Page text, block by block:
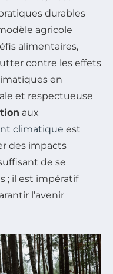
durables
agricole
alimentaires,
contre les effets
en
et respectueuse
aux
climatique est
des impacts
de se
; il est impératif
l’avenir